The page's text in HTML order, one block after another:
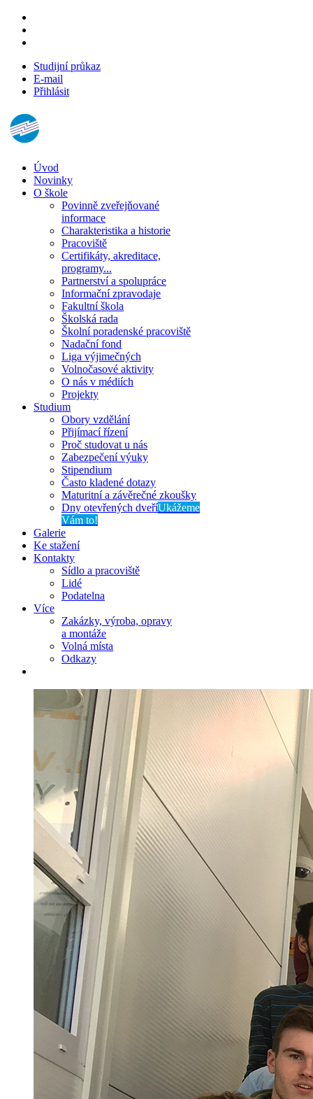
Studijní průkaz
E-mail
Přihlásit
Úvod
Novinky
O škole
Povinně zveřejňované
informace
Charakteristika a historie
Pracoviště
Certifikáty, akreditace,
programy...
Partnerství a spolupráce
Informační zpravodaje
Fakultní škola
Školská rada
Školní poradenské pracoviště
Nadační fond
Liga výjimečných
Volnočasové aktivity
O nás v médiích
Projekty
Studium
Obory vzdělání
Přijímací řízení
Proč studovat u nás
Zabezpečení výuky
Stipendium
Často kladené dotazy
Maturitní a závěrečné zkoušky
Dny otevřených dveříUkážeme
Vám to!
Galerie
Ke stažení
Kontakty
Sídlo a pracoviště
Lidé
Podatelna
Více
Zakázky, výroba, opravy
a montáže
Volná místa
Odkazy